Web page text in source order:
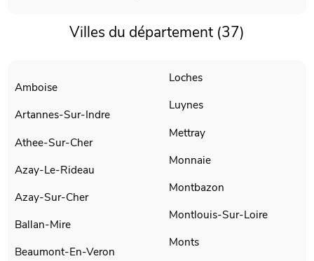
Villes du département (37)
Amboise
Artannes-Sur-Indre
Athee-Sur-Cher
Azay-Le-Rideau
Azay-Sur-Cher
Ballan-Mire
Beaumont-En-Veron
Loches
Luynes
Mettray
Monnaie
Montbazon
Montlouis-Sur-Loire
Monts